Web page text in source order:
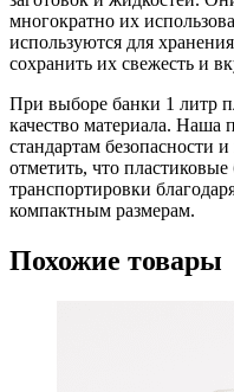
многократно их
используются для
сохранить их свежесть и
При выборе банки 1 литр
качество материала. Наша
стандартам безопасности
отметить, что
транспортировки
компактным размерам.
Похожие товары